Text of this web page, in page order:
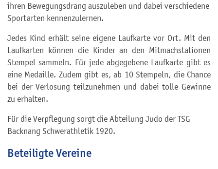
ihren Bewegungsdrang auszuleben und dabei verschiedene
Sportarten kennenzulernen.
Jedes Kind erhält seine eigene Laufkarte vor Ort. Mit den
Laufkarten können die Kinder an den Mitmachstationen
Stempel sammeln. Für jede abgegebene Laufkarte gibt es
eine Medaille. Zudem gibt es, ab 10 Stempeln, die Chance
bei der Verlosung teilzunehmen und dabei tolle Gewinne
zu erhalten.
Für die Verpflegung sorgt die Abteilung Judo der TSG
Backnang Schwerathletik 1920.
Beteiligte Vereine